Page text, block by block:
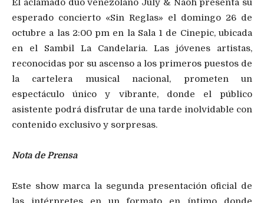
esperado concierto «Sin Reglas» el domingo 26 de
octubre a las 2:00 pm en la Sala 1 de Cinepic, ubicada
en el Sambil La Candelaria. Las jóvenes artistas,
reconocidas por su ascenso a los primeros puestos de
la cartelera musical nacional, prometen un
espectáculo único y vibrante, donde el público
asistente podrá disfrutar de una tarde inolvidable con
contenido exclusivo y sorpresas.
Nota de Prensa
Este show marca la segunda presentación oficial de